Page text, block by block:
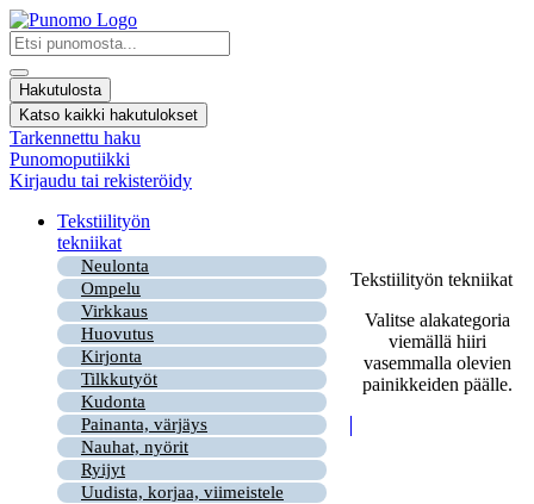
Mene
sisältöön
Search
...
Hakutulosta
Katso kaikki hakutulokset
Tarkennettu haku
Punomoputiikki
Kirjaudu tai rekisteröidy
Tekstiilityön
tekniikat
Neulonta
Ompelu
Virkkaus
Huovutus
Kirjonta
Tilkkutyöt
Kudonta
Painanta, värjäys
Nauhat, nyörit
Ryijyt
Uudista, korjaa, viimeistele
Tekstiilityön tekniikat
Valitse alakategoria
viemällä hiiri
vasemmalla olevien
painikkeiden päälle.